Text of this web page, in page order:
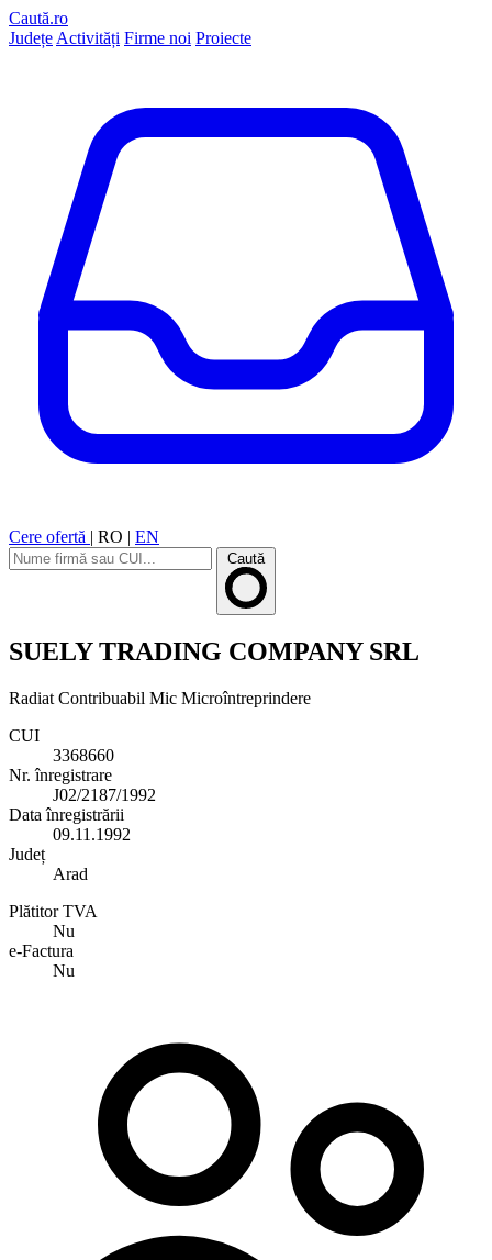
Caută.ro
Județe Activități Firme noi Proiecte
Cere ofertă | RO | EN
Caută
SUELY TRADING COMPANY SRL
Radiat Contribuabil Mic Microîntreprindere
CUI
3368660
Nr. înregistrare
J02/2187/1992
Data înregistrării
09.11.1992
Județ
Arad
Plătitor TVA
Nu
e-Factura
Nu